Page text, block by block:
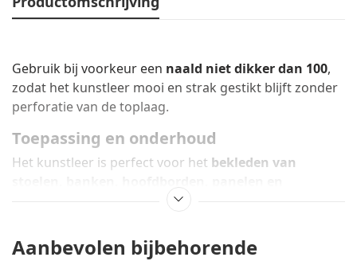
Gebruik bij voorkeur een naald niet dikker dan 100,
zodat het kunstleer mooi en strak gestikt blijft zonder
perforatie van de toplaag.
Toepassing en onderhoud
Het kunstleer is perfect voor het bekleden van
binnenshuis.
buitengebruik (outdoor)
Aanbevolen bijbehorende